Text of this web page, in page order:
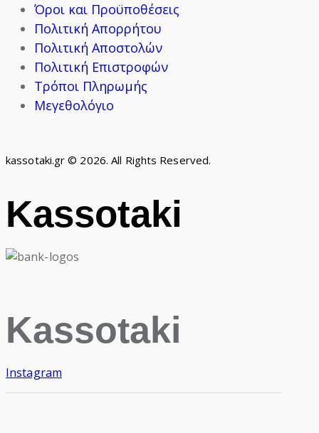
Όροι και Προϋποθέσεις
Πολιτική Απορρήτου
Πολιτική Αποστολών
Πολιτική Επιστροφών
Τρόποι Πληρωμής
Μεγεθολόγιο
kassotaki.gr © 2026. All Rights Reserved.
Kassotaki
Kassotaki
Instagram